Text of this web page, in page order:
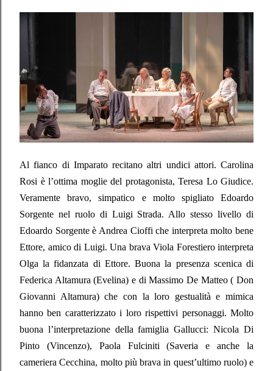
Al fianco di Imparato recitano altri undici attori. Carolina
Rosi è l’ottima moglie del protagonista, Teresa Lo Giudice.
Veramente bravo, simpatico e molto spigliato Edoardo
Sorgente nel ruolo di Luigi Strada. Allo stesso livello di
Edoardo Sorgente è Andrea Cioffi che interpreta molto bene
Ettore, amico di Luigi. Una brava Viola Forestiero interpreta
Olga la fidanzata di Ettore. Buona la presenza scenica di
Federica Altamura (Evelina) e di Massimo De Matteo ( Don
Giovanni Altamura) che con la loro gestualità e mimica
hanno ben caratterizzato i loro rispettivi personaggi. Molto
buona l’interpretazione della famiglia Gallucci: Nicola Di
Pinto (Vincenzo), Paola Fulciniti (Saveria e anche la
cameriera Cecchina, molto più brava in quest’ultimo ruolo) e